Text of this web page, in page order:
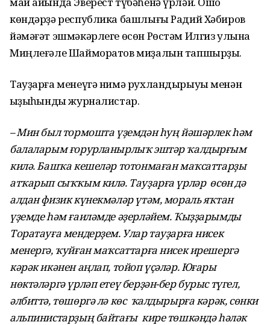
көндәрҙә республика башлығы Радий Хәбиров
йәмәғәт эшмәкәрлеге өсөн Рөстәм Илгиз улына
Миңлеғәле Шайморатов миҙалын тапшырҙы.
Тауҙарға менеүгә нимә рухландырыуы менән
ҡыҙыҡһынды журналистар.
– Мин был тормошта үҙемдән һуң йәшәрлек һәм
балаларым ғорурланырлыҡ эштәр ҡалдырғым
килә. Башҡа кешеләр тотонмаған маҡсаттарҙы
атҡарып сыҡҡым килә. Тауҙарға үрләр өсөн дә
алдан физик күнекмәләр үтәм, мораль яҡтан
үҙемде һәм ғаиләмде әҙерләйем. Ҡыҙҙарымды
Торатауға мендерҙем. Улар тауҙарға нисек
менергә, ҡуйған маҡсаттарға нисек ирешергә
кәрәк икәнен аңлап, тойоп үҫәләр. Юғары
нөктәләргә үрләп етеү берҙән-бер бурыс түгел,
әлбиттә, төшөргә лә көс ҡалдырырға кәрәк, сөнки
альпинистарҙың байтағы кире төшкәндә һәләк